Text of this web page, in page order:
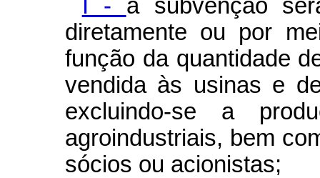
I - a subvenção
diretamente ou por
função da quantidade
vendida às usinas e
excluindo-se a
agroindustriais, bem
sócios ou acionistas;